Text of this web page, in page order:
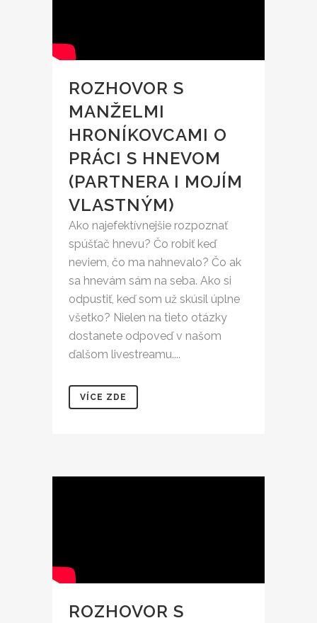
ROZHOVOR S
MANŽELMI
HRONÍKOVCAMI O
PRÁCI S HNEVOM
(PARTNERA I MOJÍM
VLASTNÝM)
Ako najefektívnejšie rozpoznať
spúšťač hnevu? Čo robiť keď
neviem, čo ma nahnevalo? Čo ak
sa hnevám sám na seba. Ako si
odpustiť, keď som už skúsil úplne
všetko? Nielen na tieto otázky
dostanete odpoveď v našom
ďalšom livestreamu....
VÍCE ZDE
ROZHOVOR S